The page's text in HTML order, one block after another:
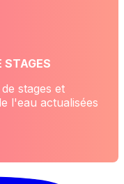
STAGES
stages et
l'eau actualisées